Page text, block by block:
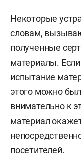
Некоторые
словам,
полученные
материалы.
испытание
этого можно
внимательно к
материал
посетителей.